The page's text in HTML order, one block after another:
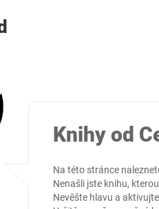
Knihy od
Na této stránce
Nenašli jste knihu,
Nevěšte hlavu a